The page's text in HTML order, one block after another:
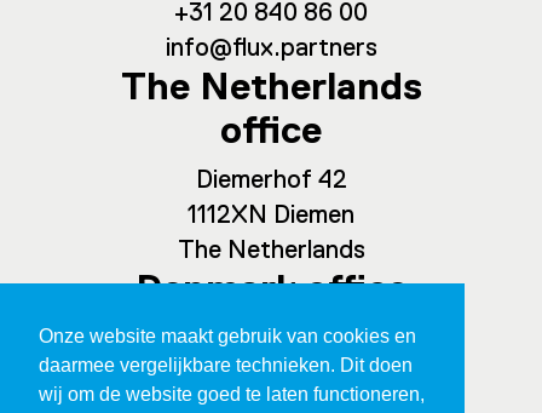
Onze website maakt gebruik van cookies en
daarmee vergelijkbare technieken. Dit doen
wij om de website goed te laten functioneren,
+31 20 840 86 00
info@flux.partners
The Netherlands
office
Diemerhof 42
1112XN Diemen
The Netherlands
Denmark office
Spaces Ny Carlsberg Vej 80
1760 Copenhagen